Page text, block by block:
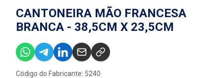
CANTONEIRA MÃO FRANCESA
BRANCA - 38,5CM X 23,5CM
Código do Fabricante: 5240